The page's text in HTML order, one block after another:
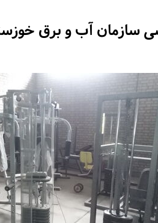
سازمان آب و برق